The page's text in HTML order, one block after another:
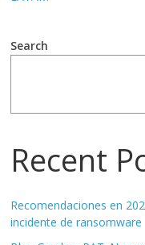
Search
Recent
Recomendaciones en
incidente de ransomware